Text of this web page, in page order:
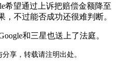
希望通过上诉把赔偿金额降至
，不过能否成功还很难判断。
和三星也送上了法庭。
享，转载请注明出处。